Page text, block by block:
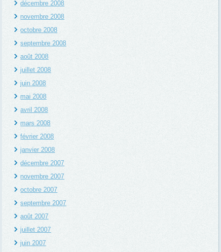
décembre 2008
novembre 2008
octobre 2008
septembre 2008
août 2008
juillet 2008
juin 2008
mai 2008
avril 2008
mars 2008
février 2008
janvier 2008
décembre 2007
novembre 2007
octobre 2007
septembre 2007
août 2007
juillet 2007
juin 2007